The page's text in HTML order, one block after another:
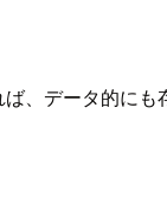
、データ的に